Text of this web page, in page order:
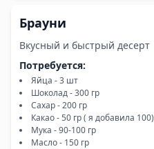
Брауни
Вкусный и быстрый десерт
Потребуется:
Яйца - 3 шт
Шоколад - 300 гр
Сахар - 200 гр
Какао - 50 гр ( я добавила 100)
Мука - 90-100 гр
Масло - 150 гр